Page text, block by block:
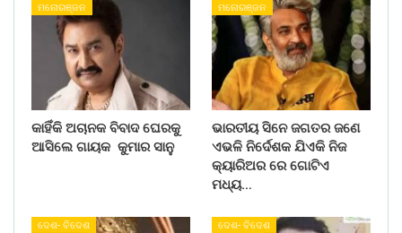
ମନୋରଞ୍ଜନ
କାହିଁକି ଅଚାନକ ବିବାଦ ଘେରକୁ
ଆସିଲେ ଗାୟକ କୁମାର ସାନୁ
ମନୋରଞ୍ଜନ
ଭାରତୀୟ ସିନେ ଜଗତର ଜଣେ
ଏଭଳି ନିର୍ଦେଶକ ଯିଏକି ନିଜ
କ୍ୟାରିଅର ରେ ଗୋଟିଏ
ମଧ୍ୟ…
ଦେଶ- ବିଦେଶ ଦେଶ- ବିଦେଶ